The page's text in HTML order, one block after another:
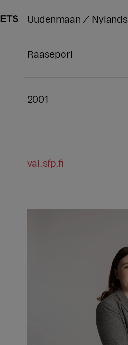
Uudenmaan / Nylands
Raasepori
2001
val.sfp.fi